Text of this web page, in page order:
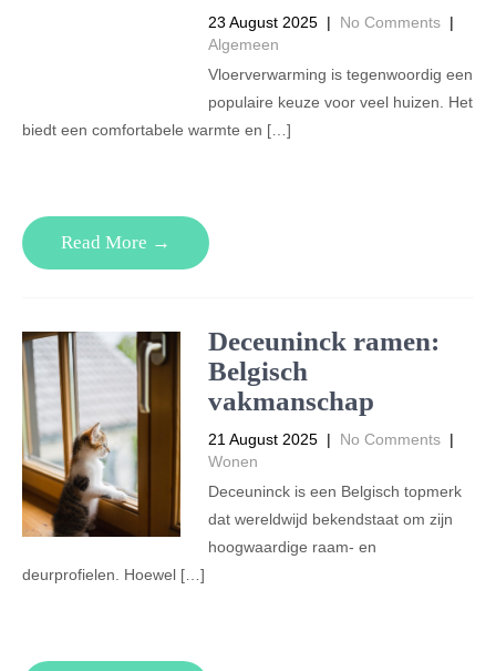
23 August 2025 | No Comments |
Algemeen
Vloerverwarming is tegenwoordig een
populaire keuze voor veel huizen. Het
biedt een comfortabele warmte en […]
Read More →
Deceuninck ramen:
Belgisch
vakmanschap
21 August 2025 | No Comments |
Wonen
Deceuninck is een Belgisch topmerk
dat wereldwijd bekendstaat om zijn
hoogwaardige raam- en
deurprofielen. Hoewel […]